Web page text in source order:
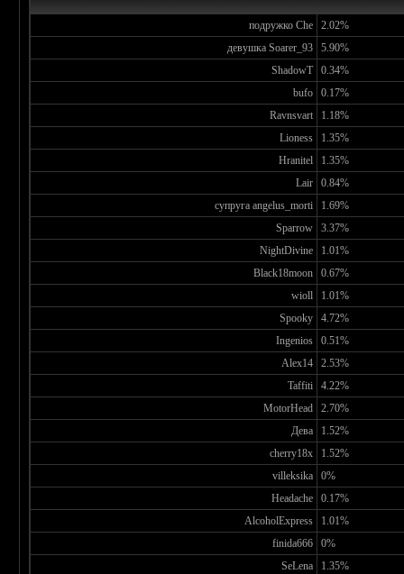
подружко Che
2.02%
девушка Soarer_93
5.90%
ShadowT
0.34%
bufo
0.17%
Ravnsvart
1.18%
Lioness
1.35%
Hranitel
1.35%
Lair
0.84%
супруга angelus_morti
1.69%
Sparrow
3.37%
NightDivine
1.01%
Black18moon
0.67%
wioll
1.01%
Spooky
4.72%
Ingenios
0.51%
Alex14
2.53%
Taffiti
4.22%
MotorHead
2.70%
Дева
1.52%
cherry18x
1.52%
villeksika
0%
Headache
0.17%
AlcoholExpress
1.01%
finida666
0%
SeLena
1.35%